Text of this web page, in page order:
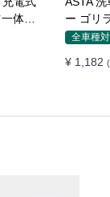
体型
付き
フォ
ー ゴリラの
傷防止
オル代
全車種
¥ 1,182